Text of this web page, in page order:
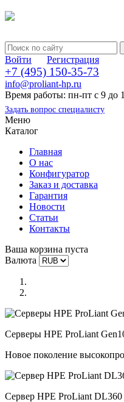
Войти Регистрация
+7 (495) 150-35-73
info@proliant-hp.ru
Время работы: пн-пт с 9 до
Задать вопрос специалисту
Меню
Каталог
Главная
О нас
Конфигуратор
Заказ и доставка
Гарантия
Новости
Статьи
Контакты
Ваша корзина пуста
Валюта
Серверы HPE ProLiant
Новое поколение
Сервер HPE ProLiant DL360